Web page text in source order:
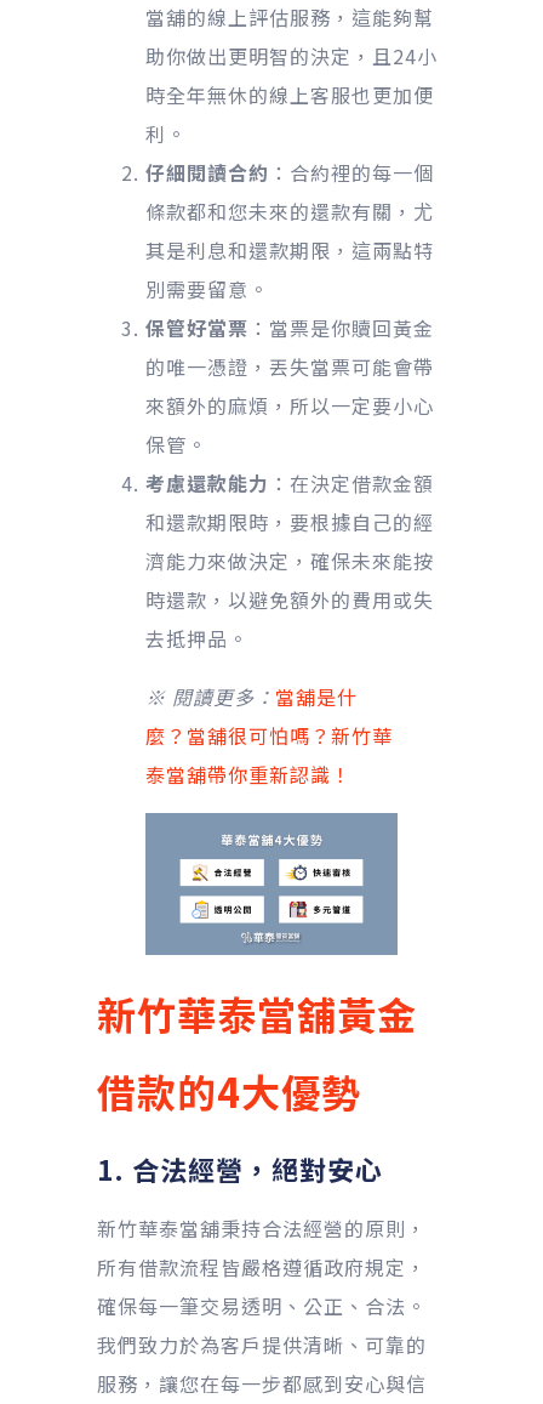
當舖的線上評估服務，這能夠幫
助你做出更明智的決定，且24小
時全年無休的線上客服也更加便
利。
仔細閱讀合約 ：合約裡的每一個
條款都和您未來的還款有關，尤
其是利息和還款期限，這兩點特
別需要留意。
保管好當票 ：當票是你贖回黃金
的唯一憑證，丟失當票可能會帶
來額外的麻煩，所以一定要小心
保管。
考慮還款能力 ：在決定借款金額
和還款期限時，要根據自己的經
濟能力來做決定，確保未來能按
時還款，以避免額外的費用或失
去抵押品。
※ 閱讀更多： 當舖是什
麼？當舖很可怕嗎？新竹華
泰當舖帶你重新認識！
新竹華泰當舖黃金
借款的4大優勢
1. 合法經營，絕對安心
新竹華泰當舖秉持合法經營的原則，
所有借款流程皆嚴格遵循政府規定，
確保每一筆交易透明、公正、合法。
我們致力於為客戶提供清晰、可靠的
服務，讓您在每一步都感到安心與信